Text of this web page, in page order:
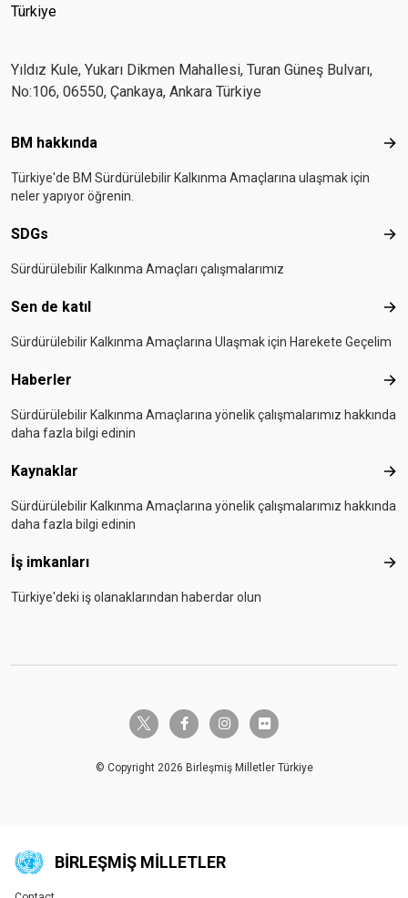
Türkiye
Yıldız Kule, Yukarı Dikmen Mahallesi, Turan Güneş Bulvarı,
No:106, 06550, Çankaya, Ankara Türkiye
Footer menu
BM hakkında BM
Türkiye'de BM Sürdürülebilir Kalkınma Amaçlarına ulaşmak için
neler yapıyor öğrenin.
SDGs
Sürdürülebilir Kalkınma Amaçları çalışmalarımız
Sen de katıl
Sürdürülebilir Kalkınma Amaçlarına Ulaşmak için Harekete Geçelim
Haberler
Sürdürülebilir Kalkınma Amaçlarına yönelik çalışmalarımız hakkında
daha fazla bilgi edinin
Kaynaklar
Sürdürülebilir Kalkınma Amaçlarına yönelik çalışmalarımız hakkında
daha fazla bilgi edinin
İş imkanları İş
Türkiye'deki iş olanaklarından haberdar olun
twitter-x facebook-finstagramflickr
© Copyright 2026 Birleşmiş Milletler Türkiye
BIRLEŞMIŞ MILLETLER